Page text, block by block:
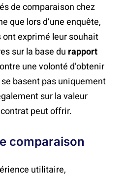
de comparaison chez
que lors d’une enquête,
ont exprimé leur souhait
sur la base du rapport
une volonté d’obtenir
basent pas uniquement
sur la valeur
peut offrir.
comparaison
utilitaire,